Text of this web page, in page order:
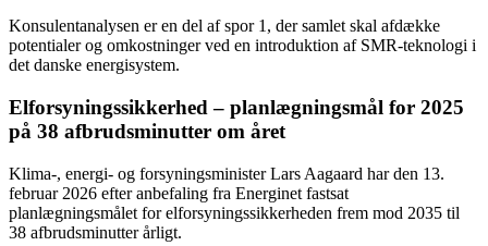
Konsulentanalysen er en del af spor 1, der samlet skal afdække
potentialer og omkostninger ved en introduktion af SMR-teknologi i
det danske energisystem.
Elforsyningssikkerhed – planlægningsmål for 2025
på 38 afbrudsminutter om året
Klima-, energi- og forsyningsminister Lars Aagaard har den 13.
februar 2026 efter anbefaling fra Energinet fastsat
planlægningsmålet for elforsyningssikkerheden frem mod 2035 til
38 afbrudsminutter årligt.